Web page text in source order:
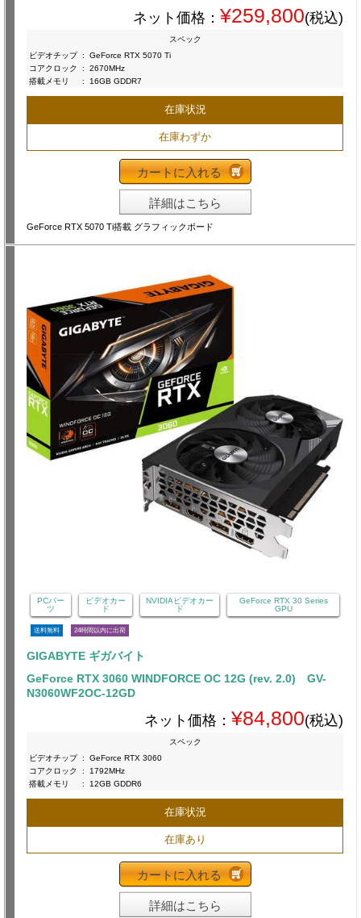
ネット価格： ¥259,800(税込)
スペック
ビデオチップ :
GeForce RTX 5070 Ti
コアクロック
:
2670MHz
搭載メモリ
: 16GB GDDR7
在庫状況
在庫わずか
カートに入れる
詳細はこちら
GeForce RTX 5070 Ti搭載 グラフィックボード
PCパー
ツ
ビデオカー
ド
NVIDIAビデオカー
ド
GeForce RTX 30 Series
GPU
送料無料 24時間以内に出荷
GIGABYTE ギガバイト
GeForce RTX 3060 WINDFORCE OC 12G (rev. 2.0) GV-
N3060WF2OC-12GD
ネット価格： ¥84,800(税込)
スペック
ビデオチップ :
GeForce RTX 3060
コアクロック
:
1792MHz
搭載メモリ
: 12GB GDDR6
在庫状況
在庫あり
カートに入れる
詳細はこちら